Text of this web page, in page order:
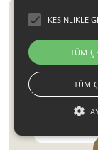
KESINLIKLE
TÜM
TÜM